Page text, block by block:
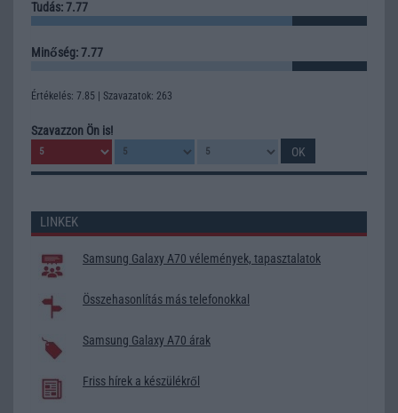
Tudás: 7.77
Minőség: 7.77
Értékelés: 7.85 | Szavazatok: 263
Szavazzon Ön is!
LINKEK
Samsung Galaxy A70 vélemények, tapasztalatok
Összehasonlítás más telefonokkal
Samsung Galaxy A70 árak
Friss hírek a készülékről